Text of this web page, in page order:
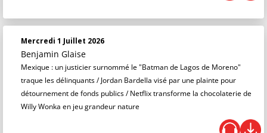
Mercredi 1 Juillet 2026
Benjamin Glaise
Mexique : un justicier surnommé le "Batman de Lagos de Moreno"
traque les délinquants / Jordan Bardella visé par une plainte pour
détournement de fonds publics / Netflix transforme la chocolaterie de
Willy Wonka en jeu grandeur nature